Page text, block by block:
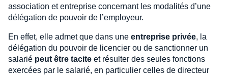
association et entreprise concernant les modalités d’une
délégation de pouvoir de l’employeur.
En effet, elle admet que dans une entreprise privée, la
délégation du pouvoir de licencier ou de sanctionner un
salarié peut être tacite et résulter des seules fonctions
exercées par le salarié, en particulier celles de directeur